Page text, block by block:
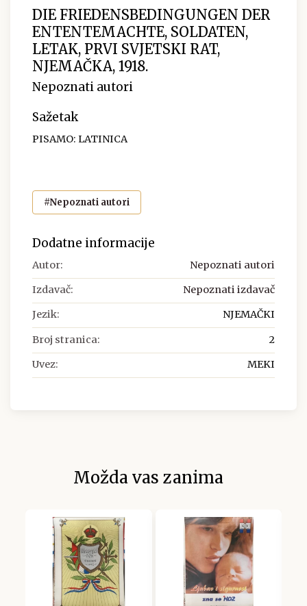
DIE FRIEDENSBEDINGUNGEN DER
ENTENTEMACHTE, SOLDATEN,
LETAK, PRVI SVJETSKI RAT,
NJEMAČKA, 1918.
Nepoznati autori
Sažetak
PISAMO: LATINICA
#Nepoznati autori
Dodatne informacije
Autor: Nepoznati autori
Izdavač: Nepoznati izdavač
Jezik: NJEMAČKI
Broj stranica: 2
Uvez: MEKI
Možda vas zanima